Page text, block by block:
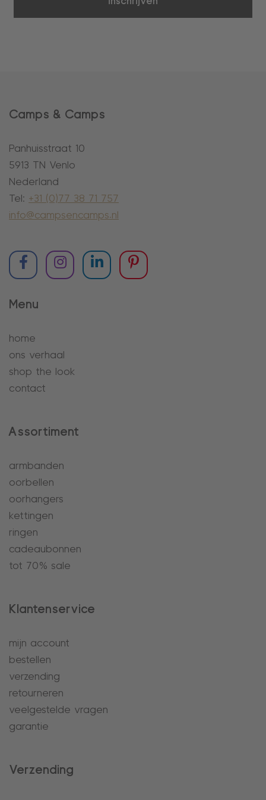
Camps & Camps
Panhuisstraat 10
5913 TN Venlo
Nederland
Tel: +31 (0)77 38 71 757
info@campsencamps.nl
Menu
home
ons verhaal
shop the look
contact
Assortiment
armbanden
oorbellen
oorhangers
kettingen
ringen
cadeaubonnen
tot 70% sale
Klantenservice
mijn account
bestellen
verzending
retourneren
veelgestelde vragen
garantie
Verzending